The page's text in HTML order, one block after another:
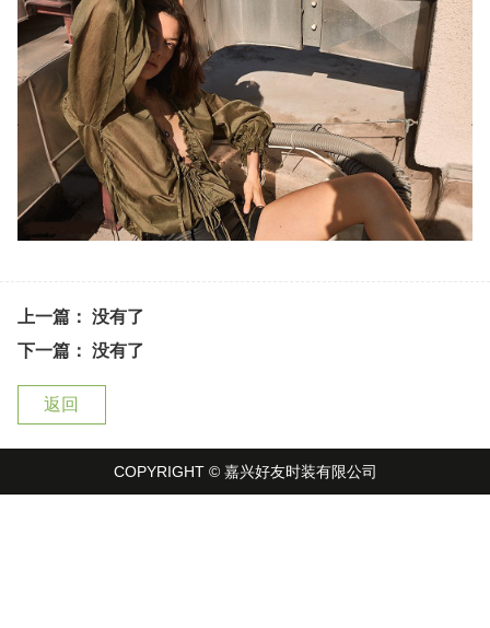
上一篇： 没有了
下一篇： 没有了
返回
COPYRIGHT © 嘉兴好友时装有限公司